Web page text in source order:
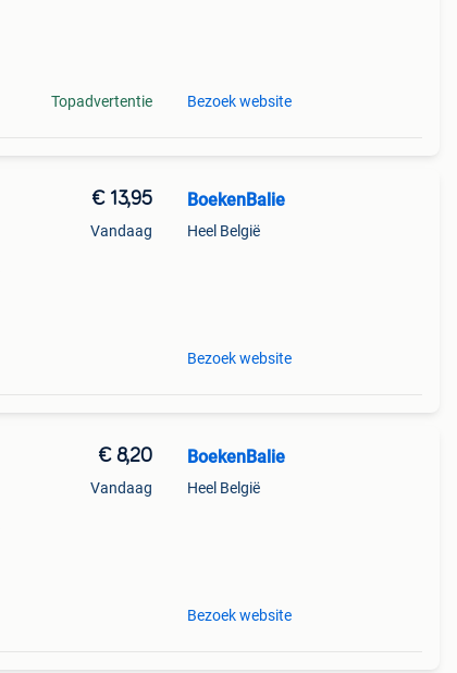
Topadvertentie Bezoek website
€ 13,95
Vandaag
BoekenBalie
Heel België
Bezoek website
€ 8,20
Vandaag
BoekenBalie
Heel België
Bezoek website